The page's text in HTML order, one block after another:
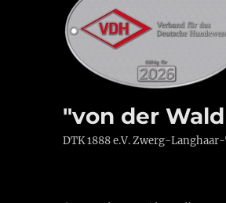
"von der
DTK 1888 e.V. Zwerg-